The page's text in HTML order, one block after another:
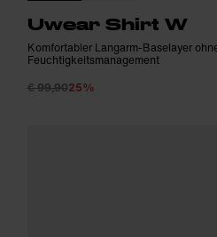
Uwear Shirt W
Komfortabler Langarm-Baselayer
Feuchtigkeitsmanagement
€ 99,9025%